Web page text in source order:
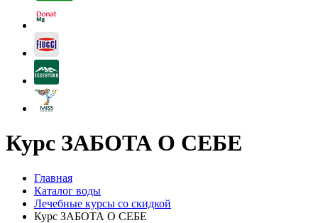
Курс ЗАБОТА О СЕБЕ
Главная
Каталог воды
Лечебные курсы со скидкой
Курс ЗАБОТА О СЕБЕ